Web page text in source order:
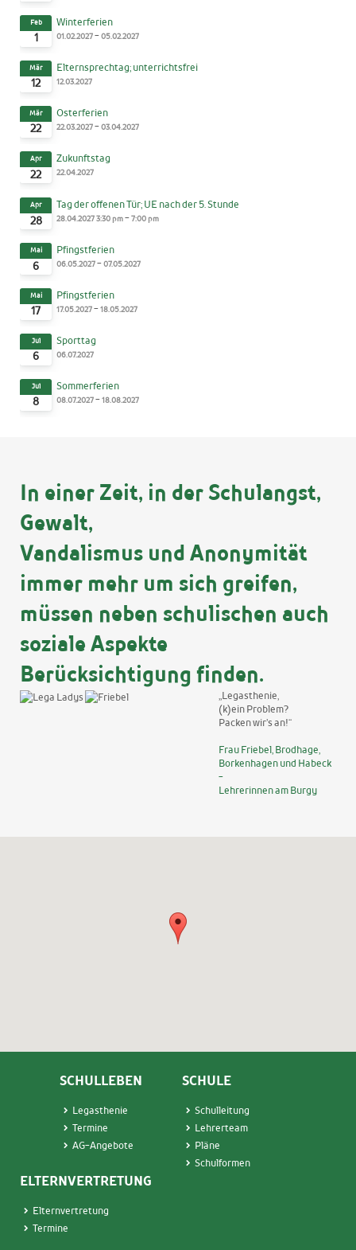
1
Feb Winterferien
01.02.2027-05.02.2027
12
Mär Elternsprechtag; unterrichtsfrei
12.03.2027
22
Mär Osterferien
22.03.2027-03.04.2027
22
Apr Zukunftstag
22.04.2027
28
Apr Tag der offenen Tür; UE nach der 5. Stunde
28.04.20273:30 pm-7:00 pm
6
Mai Pfingstferien
06.05.2027-07.05.2027
17
Mai Pfingstferien
17.05.2027-18.05.2027
6
Jul Sporttag
06.07.2027
8
Jul Sommerferien
08.07.2027-18.08.2027
In einer Zeit, in der Schulangst,
Gewalt,
Vandalismus und Anonymität
immer mehr um sich greifen,
müssen neben schulischen auch
soziale Aspekte
Berücksichtigung finden.
„Legasthenie,
(k)ein Problem?
Packen wir’s an!“
Frau Friebel, Brodhage,
Borkenhagen und Habeck
-
Lehrerinnen am Burgy
SCHULLEBEN
Legasthenie
Termine
AG-Angebote
SCHULE
Schulleitung
Lehrerteam
Pläne
Schulformen
ELTERNVERTRETUNG
Elternvertretung
Termine